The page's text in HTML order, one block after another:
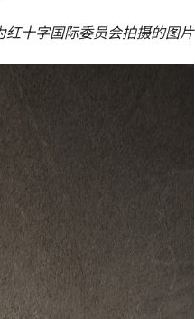
十字国际委员会拍摄的图片